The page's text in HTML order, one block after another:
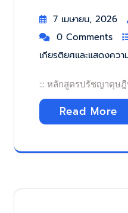
7 เมษายน, 2026
0 Comments
เกียรติยศและแสดงคว
::: หลักสูตรปรัชญาดุษ
Read More